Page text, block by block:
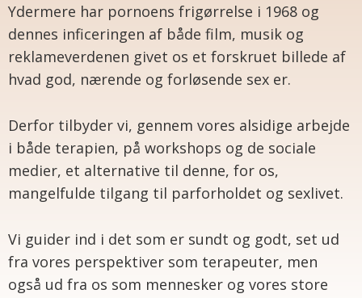
Ydermere har pornoens frigørrelse i 1968 og
dennes inficeringen af både film, musik og
reklameverdenen givet os et forskruet billede af
hvad god, nærende og forløsende sex er.
Derfor tilbyder vi, gennem vores alsidige arbejde
i både terapien, på workshops og de sociale
medier, et alternative til denne, for os,
mangelfulde tilgang til parforholdet og sexlivet.
Vi guider ind i det som er sundt og godt, set ud
fra vores perspektiver som terapeuter, men
også ud fra os som mennesker og vores store